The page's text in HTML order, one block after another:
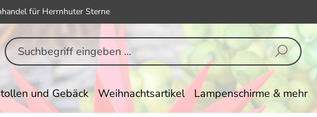
für Herrnhuter Sterne
und Gebäck Weihnachtsartikel Lampenschirme & mehr